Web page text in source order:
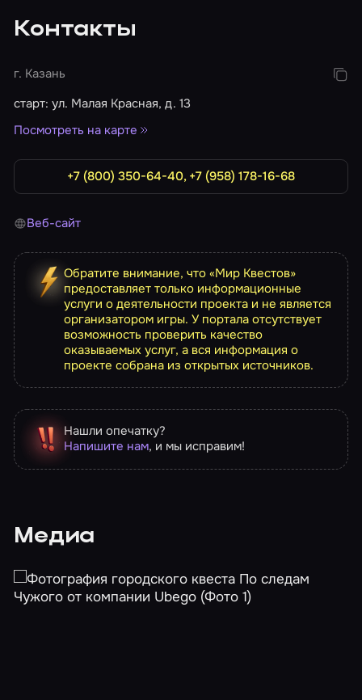
Контакты
г. Казань
старт: ул. Малая Красная, д. 13
Посмотреть на карте
+7 (800) 350-64-40, +7 (958) 178-16-68
Веб-сайт
Обратите внимание, что «Мир Квестов»
предоставляет только информационные
услуги о деятельности проекта и не является
организатором игры. У портала отсутствует
возможность проверить качество
оказываемых услуг, а вся информация о
проекте собрана из открытых источников.
Нашли опечатку?
Напишите нам, и мы исправим!
Медиа